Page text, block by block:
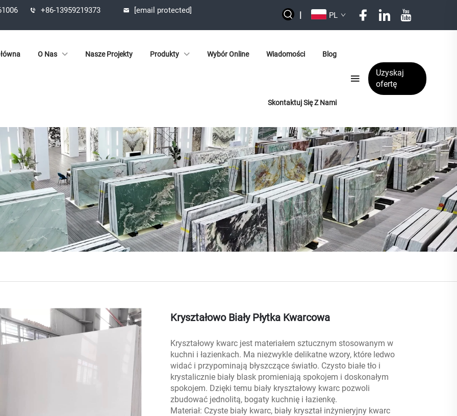
+86-13959219373 [email protected] | PL
O Nas Nasze Projekty Produkty Wybór Online Wiadomości Blog
Skontaktuj Się Z Nami
Uzyskaj
ofertę
Kryształowo Biały Płytka Kwarcowa
Kryształowy kwarc jest materiałem sztucznym stosowanym w
kuchni i łazienkach. Ma niezwykle delikatne wzory, które ledwo
widać i przypominają błyszczące światło. Czysto białe tło i
krystalicznie biały blask promieniają spokojem i doskonałym
spokojem. Dzięki temu biały kryształowy kwarc pozwoli
zbudować jednolitą, bogaty kuchnię i łazienkę.
Materiał: Czyste biały kwarc, biały kryształ inżynieryjny kwarc